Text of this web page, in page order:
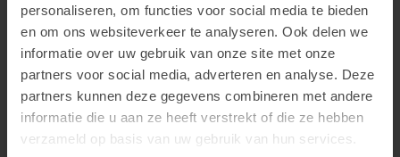
personaliseren, om functies voor social media te bieden
en om ons websiteverkeer te analyseren. Ook delen we
informatie over uw gebruik van onze site met onze
partners voor social media, adverteren en analyse. Deze
partners kunnen deze gegevens combineren met andere
informatie die u aan ze heeft verstrekt of die ze hebben
verzameld op basis van uw gebruik van hun services.